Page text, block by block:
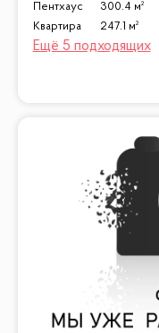
Пентхаус
300.4 м²
Квартира
247.1 м²